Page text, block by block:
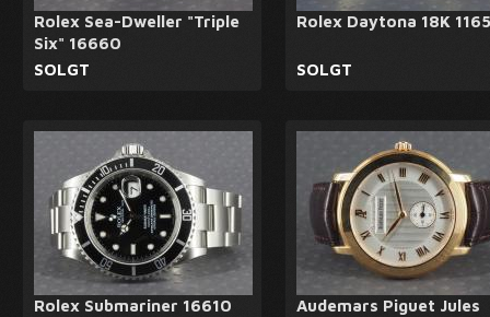
Rolex Sea-Dweller "Triple
Six" 16660
SOLGT
Rolex Daytona 18K
SOLGT
Rolex Submariner 16610
Audemars Piguet Jules